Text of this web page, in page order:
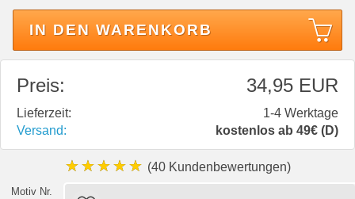
IN DEN WARENKORB
Preis: 34,95 EUR
Lieferzeit:
1-4 Werktage
Versand:
kostenlos ab 49€ (D)
★★★★★ (40 Kundenbewertungen)
Motiv Nr.